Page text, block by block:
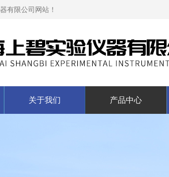
有限公司网站！
关于我们 产品中心